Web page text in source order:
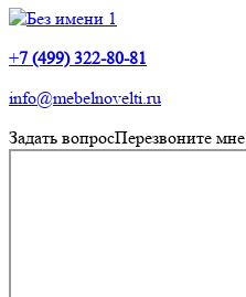
+7 (499) 322-80-81
info@mebelnovelti.ru
Задать вопросПерезвоните мне